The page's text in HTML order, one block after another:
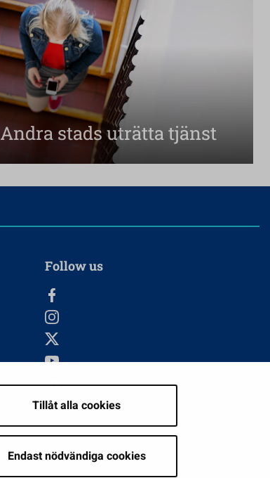
Tillåt alla cookies
Endast nödvändiga cookies
Andra stads uträtta tjänst
Follow us